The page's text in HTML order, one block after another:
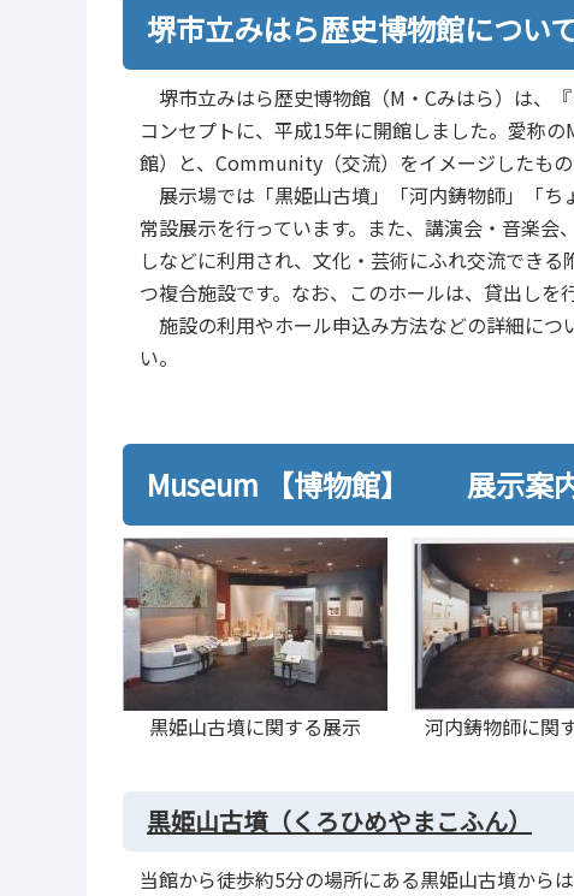
堺市立みはら歴史博物館につい
堺市立みはら歴史博物館（M・Cみはら）は、
コンセプトに、平成15年に開館しました。愛称
館）と、Community（交流）をイメージしたもの
展示場では「黒姫山古墳」「河内鋳物師」「ち
常設展示を行っています。また、講演会・音楽会
しなどに利用され、文化・芸術にふれ交流でき
つ複合施設です。なお、このホールは、貸出しを
施設の利用やホール申込み方法などの詳細につ
い。
Museum 【博物館】 展示案
黒姫山古墳に関する展示 河内鋳物師に関
黒姫山古墳（くろひめやまこふん）
当館から徒歩約5分の場所にある黒姫山古墳から